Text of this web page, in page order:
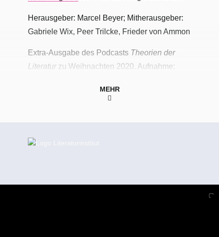
Herausgeber: Marcel Beyer; Mitherausgeber:
Gabriele Wix, Peer Trilcke, Frieder von Ammon
Extra-Ausgabe des Podcasts Theorien der
Literatur zu Weihnachten 2020. Aufnahme:
Foto: By Lipinski – Own work, CC BY-SA
MEHR